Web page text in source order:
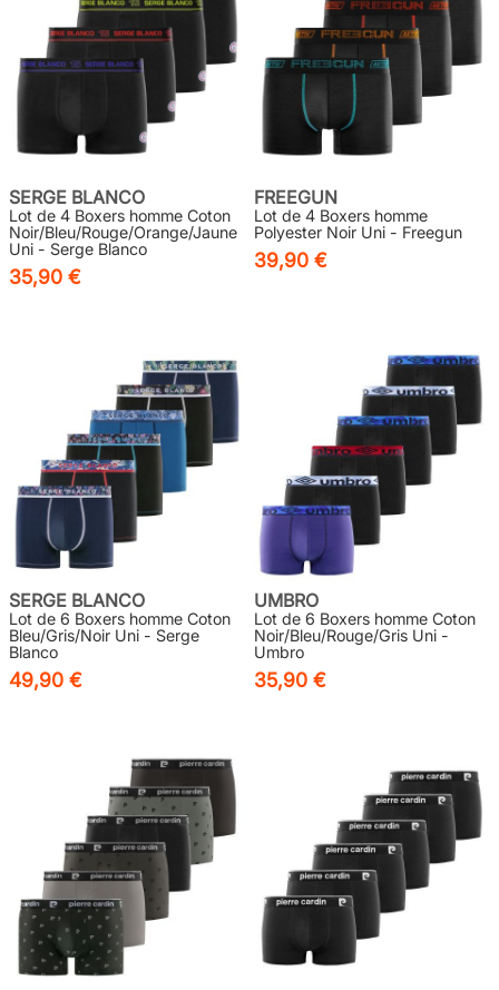
SERGE BLANCO
Lot de 4 Boxers homme Coton
Noir/Bleu/Rouge/Orange/Jaune
Uni - Serge Blanco
35,90 €
FREEGUN
Lot de 4 Boxers homme
Polyester Noir Uni - Freegun
39,90 €
SERGE BLANCO
Lot de 6 Boxers homme Coton
Bleu/Gris/Noir Uni - Serge
Blanco
49,90 €
UMBRO
Lot de 6 Boxers homme Coton
Noir/Bleu/Rouge/Gris Uni -
Umbro
35,90 €